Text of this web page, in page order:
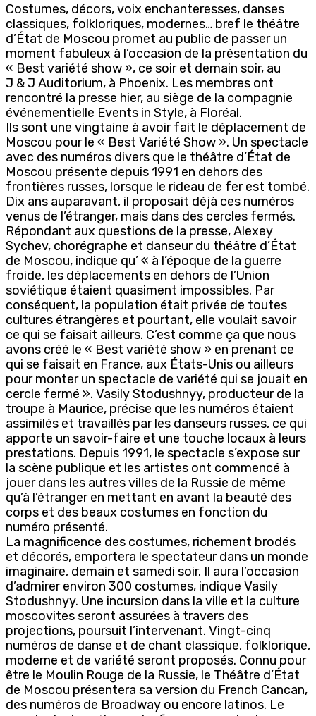
Costumes, décors, voix enchanteresses, danses
classiques, folkloriques, modernes… bref le théâtre
d’État de Moscou promet au public de passer un
moment fabuleux à l’occasion de la présentation du
« Best variété show », ce soir et demain soir, au
J & J Auditorium, à Phoenix. Les membres ont
rencontré la presse hier, au siège de la compagnie
événementielle Events in Style, à Floréal.
Ils sont une vingtaine à avoir fait le déplacement de
Moscou pour le « Best Variété Show ». Un spectacle
avec des numéros divers que le théâtre d’État de
Moscou présente depuis 1991 en dehors des
frontières russes, lorsque le rideau de fer est tombé.
Dix ans auparavant, il proposait déjà ces numéros
venus de l’étranger, mais dans des cercles fermés.
Répondant aux questions de la presse, Alexey
Sychev, chorégraphe et danseur du théâtre d’État
de Moscou, indique qu’ « à l’époque de la guerre
froide, les déplacements en dehors de l’Union
soviétique étaient quasiment impossibles. Par
conséquent, la population était privée de toutes
cultures étrangères et pourtant, elle voulait savoir
ce qui se faisait ailleurs. C’est comme ça que nous
avons créé le « Best variété show » en prenant ce
qui se faisait en France, aux États-Unis ou ailleurs
pour monter un spectacle de variété qui se jouait en
cercle fermé ». Vasily Stodushnyy, producteur de la
troupe à Maurice, précise que les numéros étaient
assimilés et travaillés par les danseurs russes, ce qui
apporte un savoir-faire et une touche locaux à leurs
prestations. Depuis 1991, le spectacle s’expose sur
la scène publique et les artistes ont commencé à
jouer dans les autres villes de la Russie de même
qu’à l’étranger en mettant en avant la beauté des
corps et des beaux costumes en fonction du
numéro présenté.
La magnificence des costumes, richement brodés
et décorés, emportera le spectateur dans un monde
imaginaire, demain et samedi soir. Il aura l’occasion
d’admirer environ 300 costumes, indique Vasily
Stodushnyy. Une incursion dans la ville et la culture
moscovites seront assurées à travers des
projections, poursuit l’intervenant. Vingt-cinq
numéros de danse et de chant classique, folklorique,
moderne et de variété seront proposés. Connu pour
être le Moulin Rouge de la Russie, le Théâtre d’État
de Moscou présentera sa version du French Cancan,
des numéros de Broadway ou encore latinos. Le